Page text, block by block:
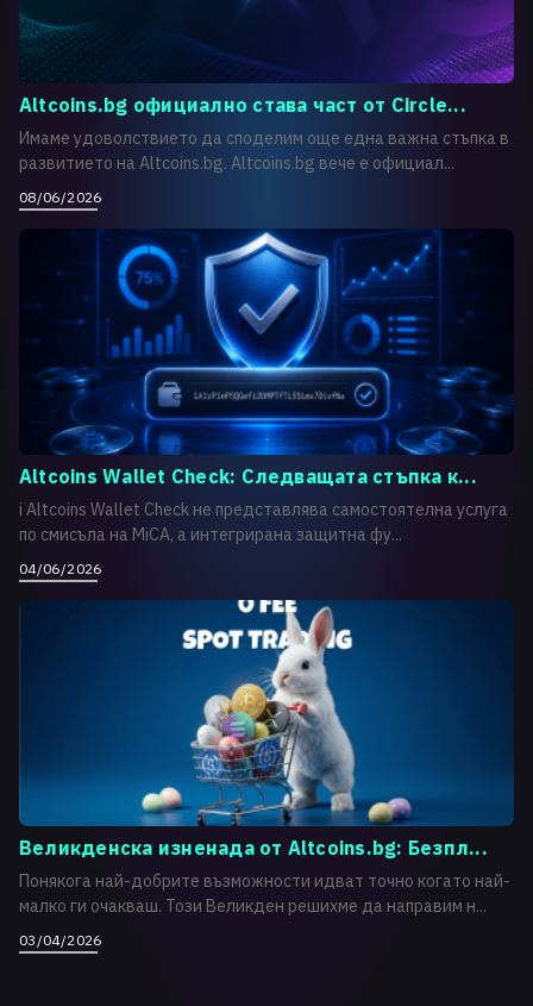
Altcoins.bg официално става част от Circle...
Имаме удоволствието да споделим още една важна стъпка в
развитието на Altcoins.bg. Altcoins.bg вече е официал...
08/06/2026
Altcoins Wallet Check: Следващата стъпка к...
i Altcoins Wallet Check не представлява самостоятелна услуга
по смисъла на MiCA, а интегрирана защитна фу...
04/06/2026
Великденска изненада от Altcoins.bg: Безпл...
Понякога най-добрите възможности идват точно когато най-
малко ги очакваш. Този Великден решихме да направим н...
03/04/2026